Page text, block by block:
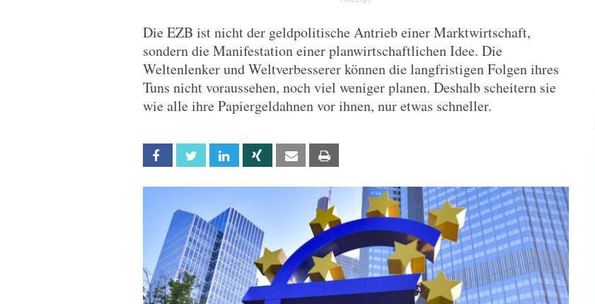
Die EZB ist nicht der geldpolitische Antrieb einer Marktwirtschaft,
sondern die Manifestation einer planwirtschaftlichen Idee. Die
Weltenlenker und Weltverbesserer können die langfristigen Folgen ihres
Tuns nicht voraussehen, noch viel weniger planen. Deshalb scheitern sie
wie alle ihre Papiergeldahnen vor ihnen, nur etwas schneller.
Facebook Twitter Linkedin Xing Email